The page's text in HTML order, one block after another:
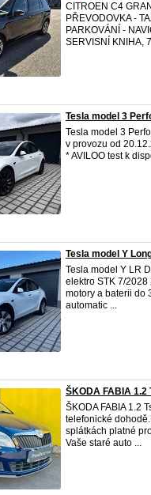
CITROEN C4
PŘEVODOVKA -
PARKOVÁNÍ -
SERVISNÍ KNIHA,
Tesla model 3
Tesla model 3
v provozu od
* AVILOO test k
Tesla model Y
Tesla model Y LR
elektro STK 7/2028
motory a baterii do
automatic ...
ŠKODA FABIA 1.2
ŠKODA FABIA 1.2
telefonické
splátkách platné
Vaše staré auto ...